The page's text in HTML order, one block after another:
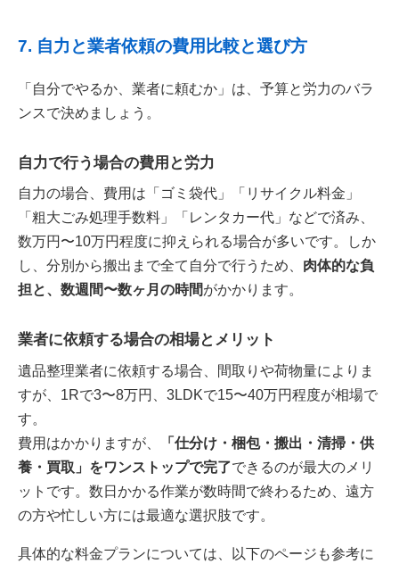
7. 自力と業者依頼の費用比較と選び方
「自分でやるか、業者に頼むか」は、予算と労力のバラ
ンスで決めましょう。
自力で行う場合の費用と労力
自力の場合、費用は「ゴミ袋代」「リサイクル料金」
「粗大ごみ処理手数料」「レンタカー代」などで済み、
数万円〜10万円程度に抑えられる場合が多いです。しか
し、分別から搬出まで全て自分で行うため、 肉体的な負
担と、数週間〜数ヶ月の時間がかかります。
業者に依頼する場合の相場とメリット
遺品整理業者に依頼する場合、間取りや荷物量によりま
すが、1Rで3〜8万円、3LDKで15〜40万円程度が相場で
す。
費用はかかりますが、
「仕分け・梱包・搬出・清掃・供
養・買取」をワンストップで完了できるのが最大のメリ
ットです。数日かかる作業が数時間で終わるため、遠方
の方や忙しい方には最適な選択肢です。
具体的な料金プランについては、以下のページも参考に